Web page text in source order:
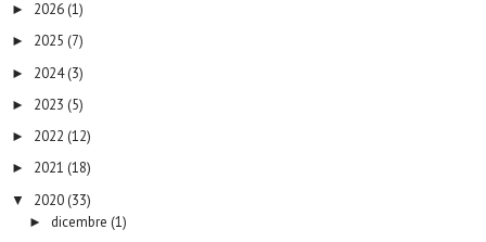
► 2026 (1)
► 2025 (7)
► 2024(3)
► 2023 (5)
► 2022 (12)
► 2021 (18)
▼ 2020 (33)
► dicembre (1)